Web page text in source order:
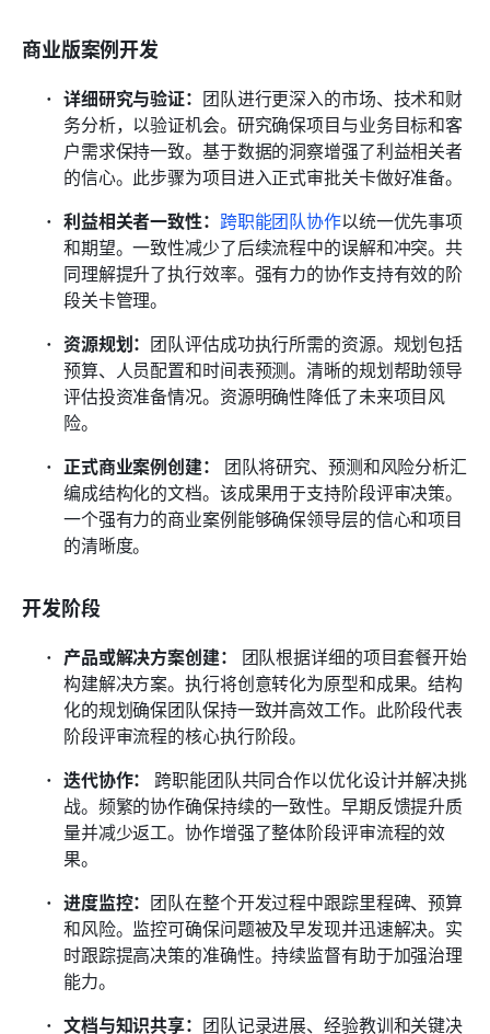
商业版案例开发
详细研究与验证： 团队进行更深入的市场、技术和财
务分析，以验证机会。研究确保项目与业务目标和客
户需求保持一致。基于数据的洞察增强了利益相关者
的信心。此步骤为项目进入正式审批关卡做好准备。
利益相关者一致性： 跨职能团队协作以统一优先事项
和期望。一致性减少了后续流程中的误解和冲突。共
同理解提升了执行效率。强有力的协作支持有效的阶
段关卡管理。
资源规划： 团队评估成功执行所需的资源。规划包括
预算、人员配置和时间表预测。清晰的规划帮助领导
评估投资准备情况。资源明确性降低了未来项目风
险。
正式商业案例创建：
团队将研究、预测和风险分析汇
编成结构化的文档。该成果用于支持阶段评审决策。
一个强有力的商业案例能够确保领导层的信心和项目
的清晰度。
开发阶段
产品或解决方案创建：
团队根据详细的项目套餐开始
构建解决方案。执行将创意转化为原型和成果。结构
化的规划确保团队保持一致并高效工作。此阶段代表
阶段评审流程的核心执行阶段。
迭代协作：
跨职能团队共同合作以优化设计并解决挑
战。频繁的协作确保持续的一致性。早期反馈提升质
量并减少返工。协作增强了整体阶段评审流程的效
果。
进度监控： 团队在整个开发过程中跟踪里程碑、预算
和风险。监控可确保问题被及早发现并迅速解决。实
时跟踪提高决策的准确性。持续监督有助于加强治理
能力。
文档与知识共享： 团队记录进展、经验教训和关键决